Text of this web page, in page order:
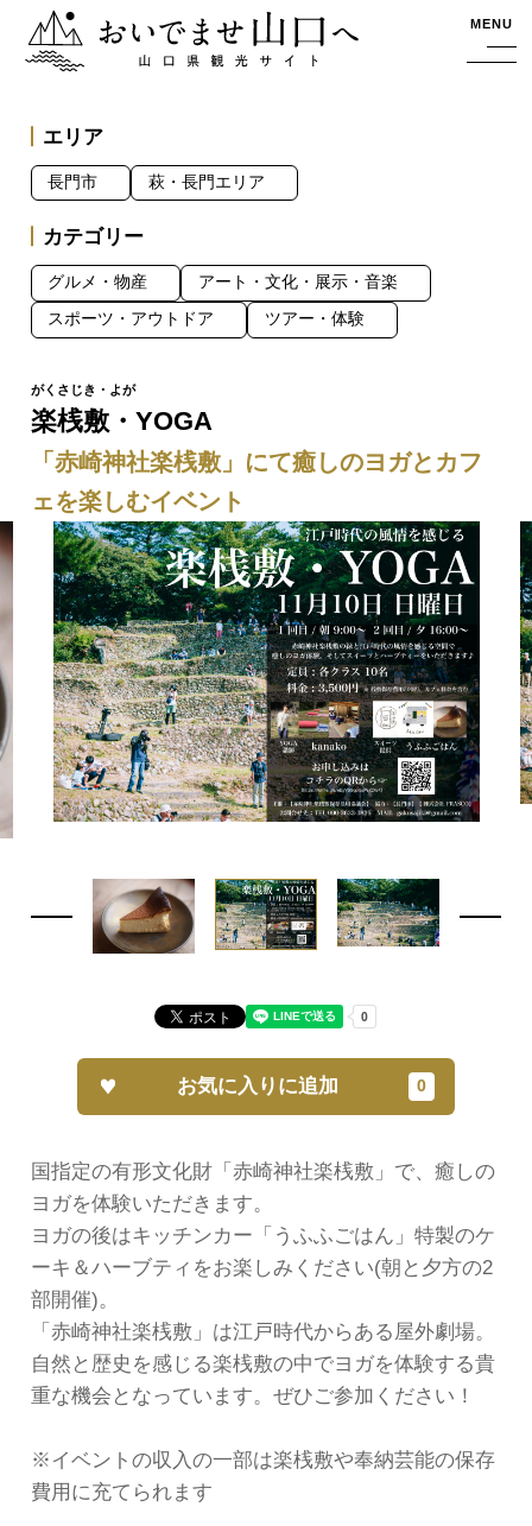
おいでませ山口へー山口県観光サイト MENU
楽桟敷・YOGA
「赤崎神社楽桟敷」にて癒しのヨガとカフ
ェを楽しむイベント
国指定の有形文化財「赤崎神社楽桟敷」で、癒しの
ヨガを体験いただきます。
ヨガの後はキッチンカー「うふふごはん」特製のケ
ーキ＆ハーブティをお楽しみください(朝と夕方の2
部開催)。
「赤崎神社楽桟敷」は江戸時代からある屋外劇場。
自然と歴史を感じる楽桟敷の中でヨガを体験する貴
重な機会となっています。ぜひご参加ください！
※イベントの収入の一部は楽桟敷や奉納芸能の保存
費用に充てられます
お気に入りに追加
エリア
長門市 萩・長門エリア
カテゴリー
グルメ・物産 アート・文化・展示・音楽
スポーツ・アウトドア ツアー・体験